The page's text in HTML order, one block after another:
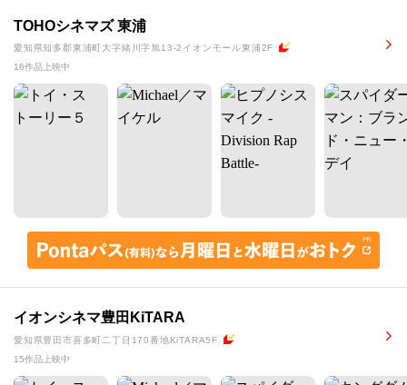
TOHOシネマズ 東浦
愛知県知多郡東浦町大字緒川字旭13-2イオンモール東浦2F
16作品上映中
イオンシネマ豊田KiTARA
愛知県豊田市喜多町二丁目170番地KiTARA5F
15作品上映中